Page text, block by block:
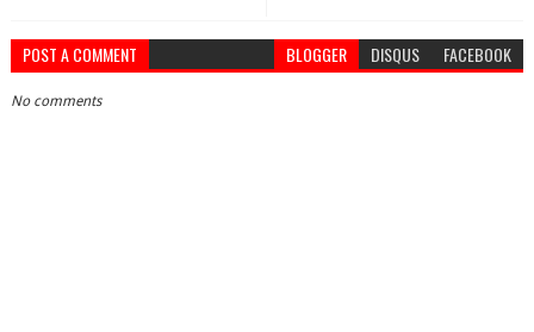
POST A COMMENT BLOGGER DISQUS FACEBOOK
No comments